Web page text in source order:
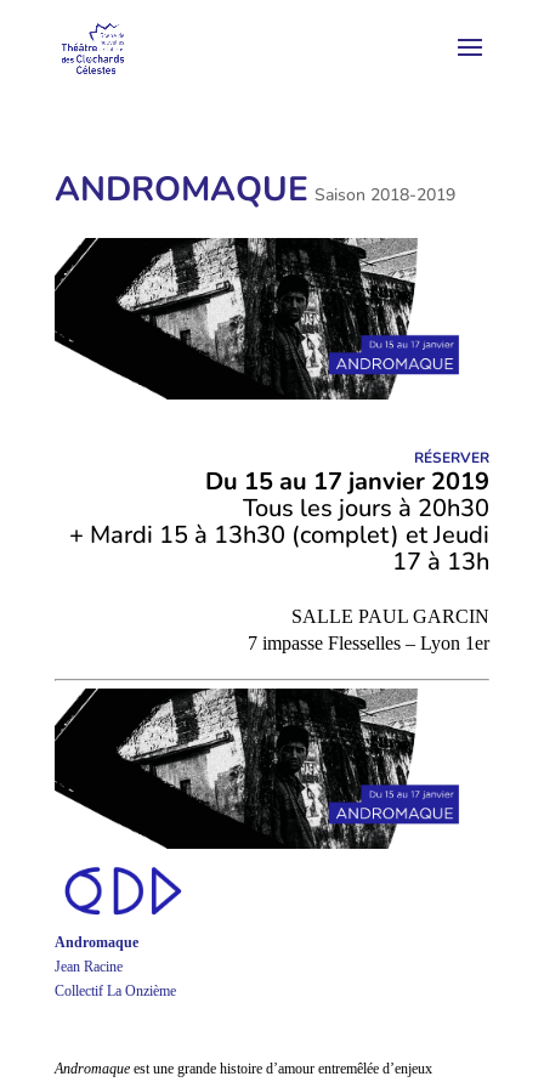
ANDROMAQUE Saison 2018-2019
RÉSERVER
Du 15 au 17 janvier 2019
Tous les jours à 20h30
+ Mardi 15 à 13h30 (complet) et Jeudi
17 à 13h
SALLE PAUL GARCIN
7 impasse Flesselles – Lyon 1er
Andromaque
Jean Racine
Collectif La Onzième
Andromaqueest une grande histoire d’amour entremêlée d’enjeux